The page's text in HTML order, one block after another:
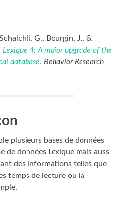
G., Bourgin, J., &
Lexique 4: A major upgrade of the
database. Behavior Research
plusieurs bases de données
de données Lexique mais aussi
des informations telles que
temps de lecture ou la